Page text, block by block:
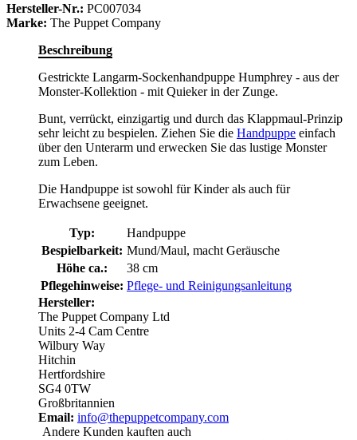
Hersteller-Nr.: PC007034
Marke: The Puppet Company
Beschreibung
Gestrickte Langarm-Sockenhandpuppe Humphrey - aus der
Monster-Kollektion - mit Quieker in der Zunge.
Bunt, verrückt, einzigartig und durch das Klappmaul-Prinzip
sehr leicht zu bespielen. Ziehen Sie die Handpuppe einfach
über den Unterarm und erwecken Sie das lustige Monster
zum Leben.
Die Handpuppe ist sowohl für Kinder als auch für
Erwachsene geeignet.
Typ:
Handpuppe
Bespielbarkeit: Mund/Maul, macht Geräusche
Höhe ca.:
38 cm
Pflegehinweise: Pflege- und Reinigungsanleitung
Hersteller:
The Puppet Company Ltd
Units 2-4 Cam Centre
Wilbury Way
Hitchin
Hertfordshire
SG4 0TW
Großbritannien
Email: info@thepuppetcompany.com
Andere Kunden kauften auch